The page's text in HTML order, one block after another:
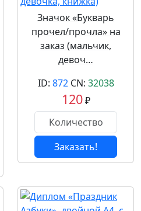
Значок «Букварь
прочел/прочла» на
заказ (мальчик,
девоч…
ID: 872CN: 32038
120₽
Заказать!